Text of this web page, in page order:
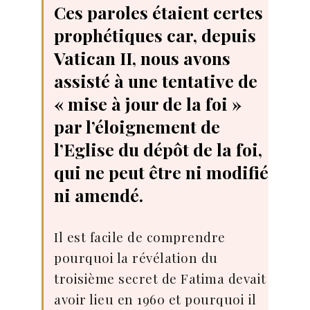
Ces paroles étaient certes
prophétiques car, depuis
Vatican II, nous avons
assisté à une tentative de
« mise à jour de la foi »
par l’éloignement de
l’Eglise du dépôt de la foi,
qui ne peut être ni modifié
ni amendé.
Il est facile de comprendre
pourquoi la révélation du
troisième secret de Fatima devait
avoir lieu en 1960 et pourquoi il